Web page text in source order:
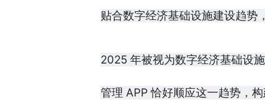
贴合数字经济基础设施建设趋势
2025 年被视为数字经济基础设
管理 APP 恰好顺应这一趋势，